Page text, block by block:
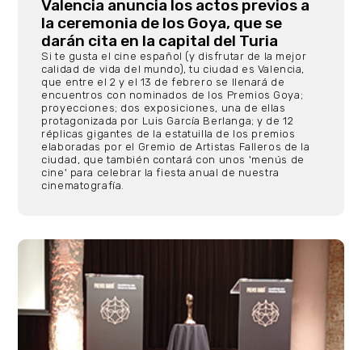
Valencia anuncia los actos previos a
la ceremonia de los Goya, que se
darán cita en la capital del Turia
Si te gusta el cine español (y disfrutar de la mejor
calidad de vida del mundo), tu ciudad es Valencia,
que entre el 2 y el 13 de febrero se llenará de
encuentros con nominados de los Premios Goya;
proyecciones; dos exposiciones, una de ellas
protagonizada por Luis García Berlanga; y de 12
réplicas gigantes de la estatuilla de los premios
elaboradas por el Gremio de Artistas Falleros de la
ciudad, que también contará con unos 'menús de
cine' para celebrar la fiesta anual de nuestra
cinematografía.